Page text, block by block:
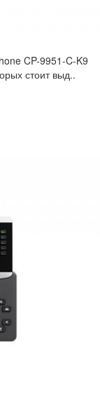
CP-9951-C-K9
стоит выд..